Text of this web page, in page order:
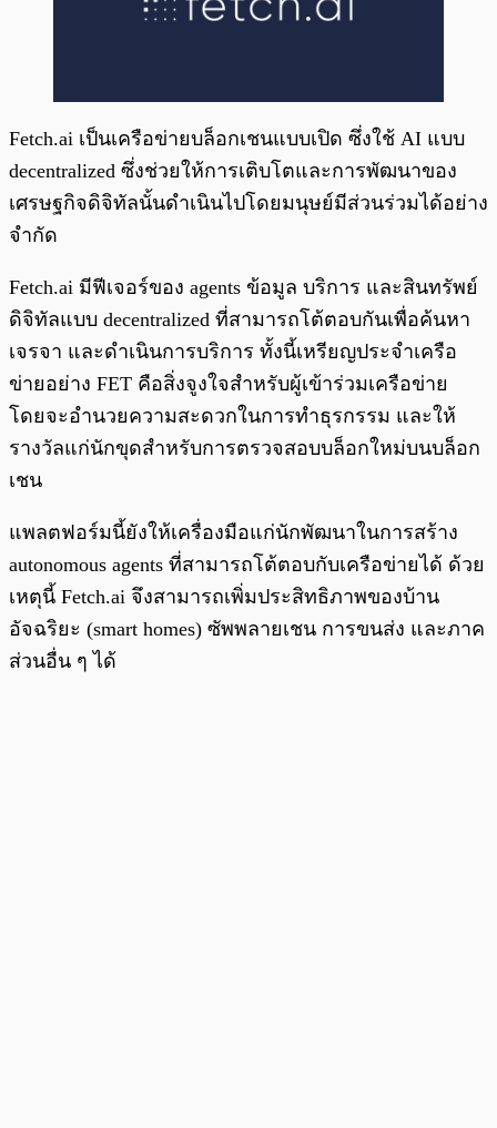
Fetch.ai เป็นเครือข่ายบล็อกเชนแบบเปิด ซึ่งใช้ AI แบบ
decentralized ซึ่งช่วยให้การเติบโตและการพัฒนาของ
เศรษฐกิจดิจิทัลนั้นดำเนินไปโดยมนุษย์มีส่วนร่วมได้อย่าง
จำกัด
Fetch.ai มีฟีเจอร์ของ agents ข้อมูล บริการ และสินทรัพย์
ดิจิทัลแบบ decentralized ที่สามารถโต้ตอบกันเพื่อค้นหา
เจรจา และดำเนินการบริการ ทั้งนี้เหรียญประจำเครือ
ข่ายอย่าง FET คือสิ่งจูงใจสำหรับผู้เข้าร่วมเครือข่าย
โดยจะอำนวยความสะดวกในการทำธุรกรรม และให้
รางวัลแก่นักขุดสำหรับการตรวจสอบบล็อกใหม่บนบล็อก
เชน
แพลตฟอร์มนี้ยังให้เครื่องมือแก่นักพัฒนาในการสร้าง
autonomous agents ที่สามารถโต้ตอบกับเครือข่ายได้ ด้วย
เหตุนี้ Fetch.ai จึงสามารถเพิ่มประสิทธิภาพของบ้าน
อัจฉริยะ (smart homes) ซัพพลายเชน การขนส่ง และภาค
ส่วนอื่น ๆ ได้